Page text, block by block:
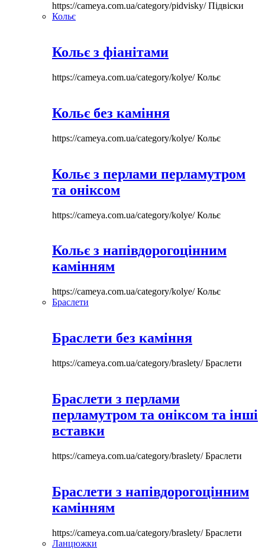
https://cameya.com.ua/category/pidvisky/Підвіски
Кольє
Кольє з фіанітами
https://cameya.com.ua/category/kolye/Кольє
Кольє без каміння
https://cameya.com.ua/category/kolye/Кольє
Кольє з перлами перламутром
та оніксом
https://cameya.com.ua/category/kolye/Кольє
Кольє з напівдорогоцінним
камінням
https://cameya.com.ua/category/kolye/Кольє
Браслети
Браслети без каміння
https://cameya.com.ua/category/braslety/Браслети
Браслети з перлами
перламутром та оніксом та інші
вставки
https://cameya.com.ua/category/braslety/Браслети
Браслети з напівдорогоцінним
камінням
https://cameya.com.ua/category/braslety/Браслети
Ланцюжки